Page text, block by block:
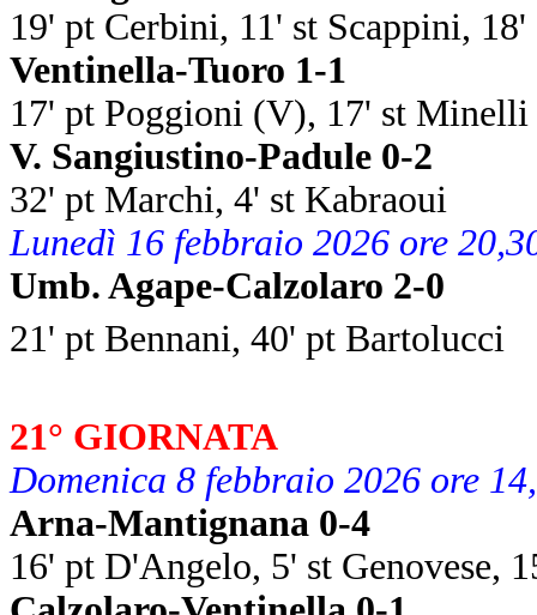
19' pt Cerbini, 11' st Scappini,
Ventinella-Tuoro 1-1
17' pt Poggioni (V), 17' st
V. Sangiustino-Padule 0-2
32' pt Marchi, 4' st Kabraoui
Lunedì 16 febbraio 2026 ore
Umb. Agape-Calzolaro 2-0
21' pt Bennani, 40' pt Bartolucci
21° GIORNATA
Domenica 8 febbraio 2026 ore
Arna-Mantignana 0-4
16' pt D'Angelo, 5' st Genovese,